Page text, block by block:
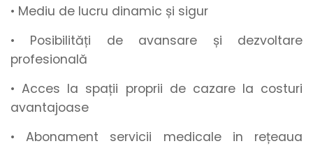
• Mediu de lucru dinamic și sigur
• Posibilități de avansare și dezvoltare
profesională
• Acces la spații proprii de cazare la costuri
avantajoase
• Abonament servicii medicale in rețeaua